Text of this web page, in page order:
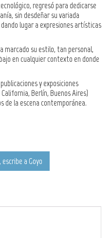
regresó para dedicarse
sin desdeñar su variada
lugar a expresiones artísticas
marcado su estilo, tan personal,
en cualquier contexto en donde
y exposiciones
Berlín, Buenos Aires)
de la escena contemporánea.
a Goyo